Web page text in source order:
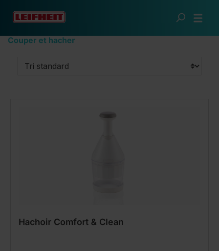
Passer au contenu principal
Couper et hacher
Hachoir Comfort & Clean